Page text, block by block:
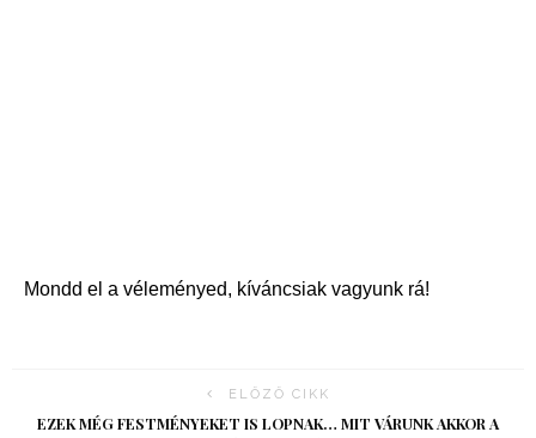
Mondd el a véleményed, kíváncsiak vagyunk rá!
ELŐZŐ CIKK
EZEK MÉG FESTMÉNYEKET IS LOPNAK… MIT VÁRUNK AKKOR A